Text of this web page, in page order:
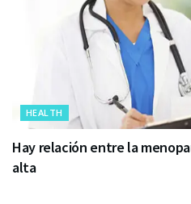
HEALTH
Hay relación entre la
alta